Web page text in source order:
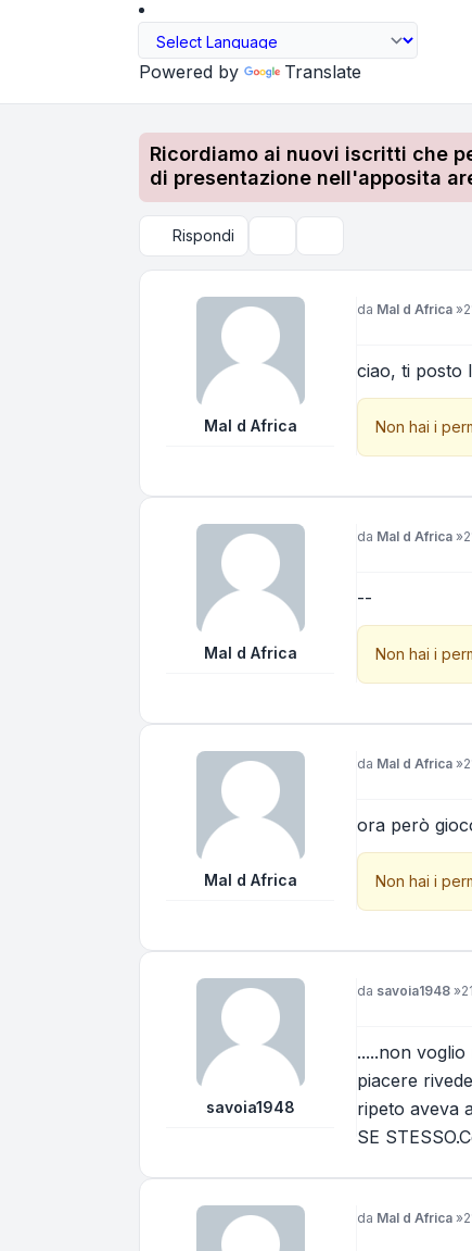
Powered by Translate
Ricordiamo ai nuovi iscritti che
di presentazione nell'apposita
Rispondi
Mal d Africa
Messaggio
da Mal d Africa »
ciao, ti posto
Non hai i
Mal d Africa
Messaggio
da Mal d Africa »
--
Non hai i
Mal d Africa
Messaggio
da Mal d Africa »
ora però
Non hai i
savoia1948
Messaggio
da savoia1948 »
.....non
piacere
ripeto aveva
SE
Messaggio
da Mal d Africa »